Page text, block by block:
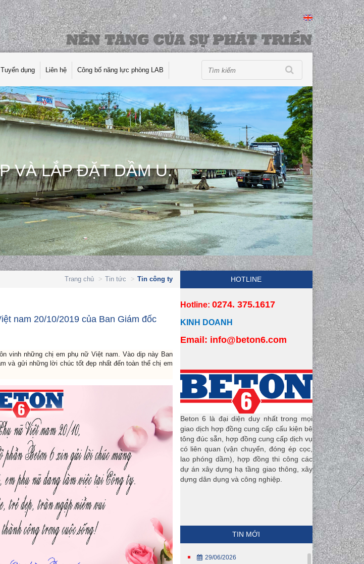
Tuyển dụng Liên hệ Công bố năng lực phòng LAB
VÀ LẮP ĐẶT DẦM U.
Trang chủ Tin tức Tin công ty
nam 20/10/2019 của Ban Giám đốc
vinh những chị em phụ nữ Việt nam. Vào dịp này Ban
và gửi những lời chúc tốt đẹp nhất đến toàn thể chị em
HOTLINE
Hotline: 0274. 375.1617
KINH DOANH
Email: info@beton6.com
Beton 6 là đại diện duy nhất trong mọi
giao dịch hợp đồng cung cấp cấu kiện bê
tông đúc sẵn, hợp đồng cung cấp dịch vụ
có liên quan (vận chuyển, đóng ép cọc,
lao phóng dầm), hợp đồng thi công các
dự án xây dựng hạ tầng giao thông, xây
dựng dân dụng và công nghiệp.
TIN MỚI
29/06/2026